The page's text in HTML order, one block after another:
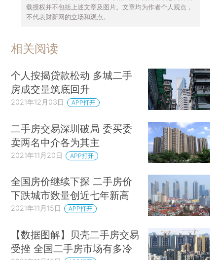
载授权并不包括上述文章及图片。文章均为作者个人观点，
不代表财新网的立场和观点。
相关阅读
个人按揭贷款松动 多城二手
房成交量筑底回升
2021年12月03日 APP打开
二手房交易深圳破局 委买委
卖两名中介各为其主
2021年11月20日 APP打开
全国房价继续下探 二手房价
下跌城市数量创近七年新高
2021年11月15日 APP打开
【数据图解】贝壳二手房交易
受挫 全国二手房市场有多冷